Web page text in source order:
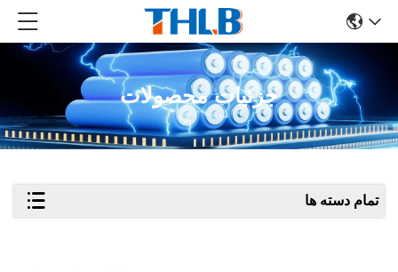
جزئیات محصولات
تمام دسته ها